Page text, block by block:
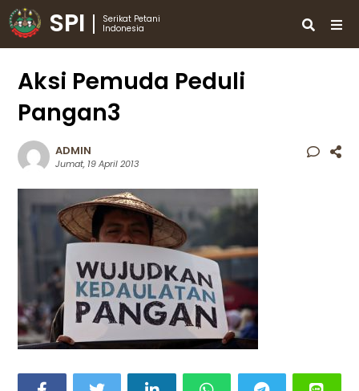
SPI
Serikat Petani
Indonesia
Aksi Pemuda Peduli
Pangan3
ADMIN
Jumat, 19 April 2013